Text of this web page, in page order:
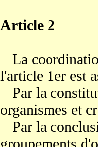
Article 2
La
l'article 1er est
Par la
organismes et
Par la
groupements